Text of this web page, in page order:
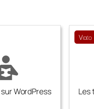
WordPress Les
Vidéo